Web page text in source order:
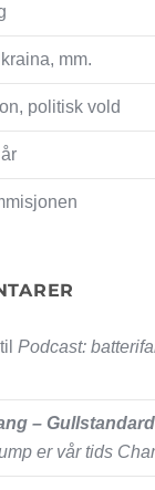
mm.
politisk vold
tilPodcast:
– Gullstandard
er vår tids